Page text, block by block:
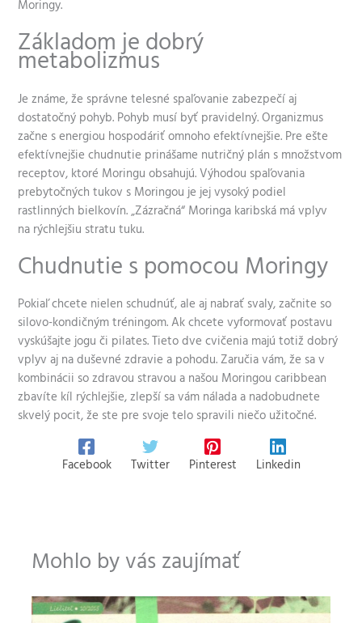
Moringy.
Základom je dobrý
metabolizmus
Je známe, že správne telesné spaľovanie zabezpečí aj
dostatočný pohyb. Pohyb musí byť pravidelný. Organizmus
začne s energiou hospodáriť omnoho efektívnejšie. Pre ešte
efektívnejšie chudnutie prinášame nutričný plán s množstvom
receptov, ktoré Moringu obsahujú. Výhodou spaľovania
prebytočných tukov s Moringou je jej vysoký podiel
rastlinných bielkovín. „Zázračná“ Moringa karibská má vplyv
na rýchlejšiu stratu tuku.
Chudnutie s pomocou Moringy
Pokiaľ chcete nielen schudnúť, ale aj nabrať svaly, začnite so
silovo-kondičným tréningom. Ak chcete vyformovať postavu
vyskúšajte jogu či pilates. Tieto dve cvičenia majú totiž dobrý
vplyv aj na duševné zdravie a pohodu. Zaručia vám, že sa v
kombinácii so zdravou stravou a našou Moringou caribbean
zbavíte kíl rýchlejšie, zlepší sa vám nálada a nadobudnete
skvelý pocit, že ste pre svoje telo spravili niečo užitočné.
Facebook Twitter Pinterest Linkedin
Mohlo by vás zaujímať